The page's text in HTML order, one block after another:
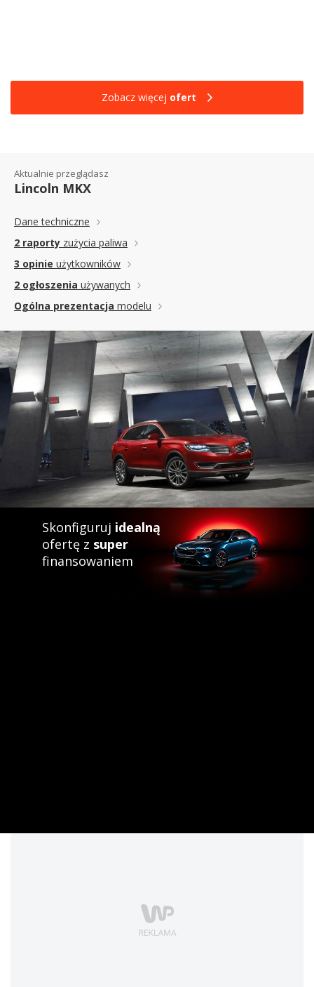
Zobacz więcej ofert
Aktualnie przeglądasz
Lincoln MKX
Dane techniczne
2 raporty zużycia paliwa
3 opinie użytkowników
2 ogłoszenia używanych
Ogólna prezentacja modelu
Skonfiguruj idealną
ofertę z super
finansowaniem